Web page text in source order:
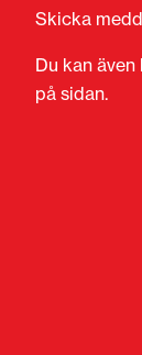
Skicka
Du kan
på sidan.